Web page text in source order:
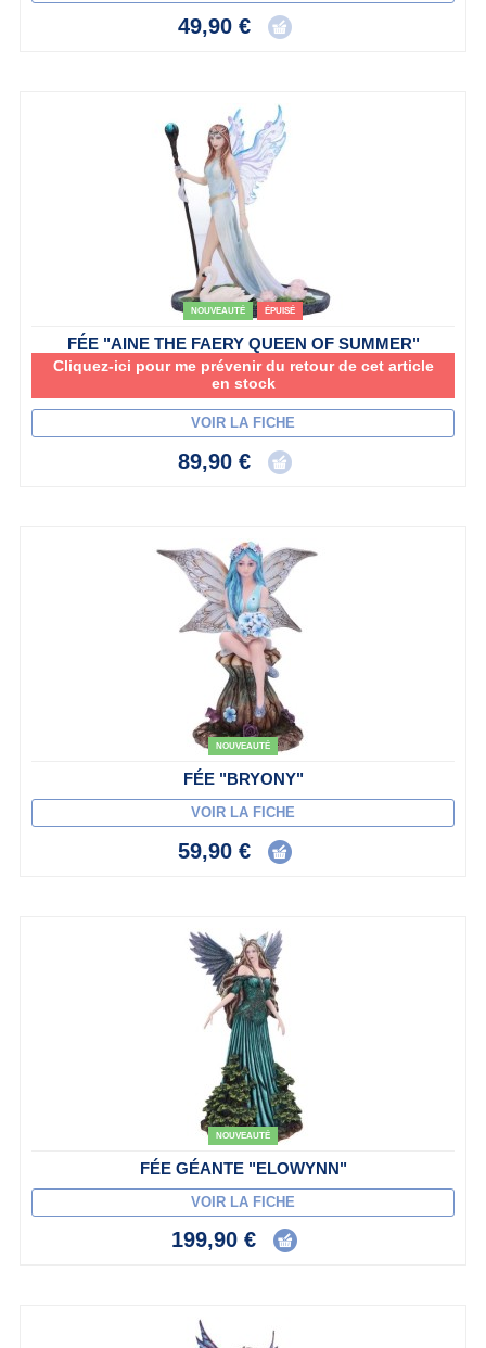
49,90 €
NOUVEAUTÉ ÉPUISÉ
FÉE "AINE THE FAERY QUEEN OF SUMMER"
Cliquez-ici pour me prévenir du retour de cet article
en stock
VOIR LA FICHE
89,90 €
NOUVEAUTÉ
FÉE "BRYONY"
VOIR LA FICHE
59,90 €
NOUVEAUTÉ
FÉE GÉANTE "ELOWYNN"
VOIR LA FICHE
199,90 €